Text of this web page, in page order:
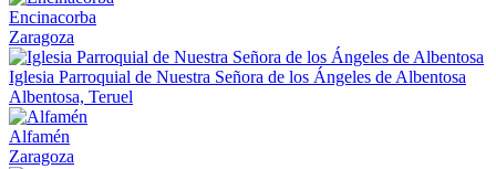
Encinacorba
Zaragoza
Iglesia Parroquial de Nuestra Señora de los Ángeles de Albentosa
Albentosa, Teruel
Alfamén
Zaragoza